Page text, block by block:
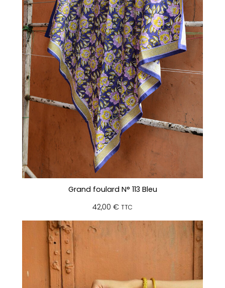
Grand foulard N° 113 Bleu
42,00 € TTC